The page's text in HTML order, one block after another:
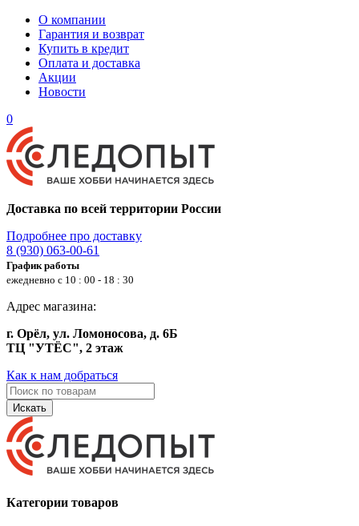
О компании
Гарантия и возврат
Купить в кредит
Оплата и доставка
Акции
Новости
0
Доставка по всей территории России
Подробнее про доставку
8 (930) 063-00-61
График работы
ежедневно с 10 : 00 - 18 : 30
Адрес магазина:
г. Орёл, ул. Ломоносова, д. 6Б
ТЦ "УТЁС", 2 этаж
Как к нам добраться
Искать
Категории товаров